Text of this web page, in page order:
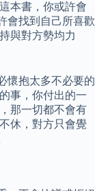
本書，你或許會
會找到自己所喜歡
與對方勢均力
懷抱太多不必要的
事，你付出的一
那一切都不會有
休，對方只會覺